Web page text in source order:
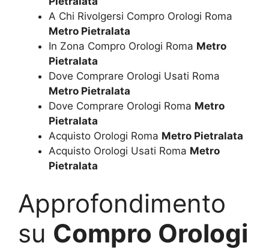
A Chi Rivolgersi Compro Orologi Roma
Metro Pietralata
In Zona Compro Orologi Roma Metro
Pietralata
Dove Comprare Orologi Usati Roma
Metro Pietralata
Dove Comprare Orologi Roma Metro
Pietralata
Acquisto Orologi Roma Metro Pietralata
Acquisto Orologi Usati Roma Metro
Pietralata
Approfondimento
su Compro Orologi